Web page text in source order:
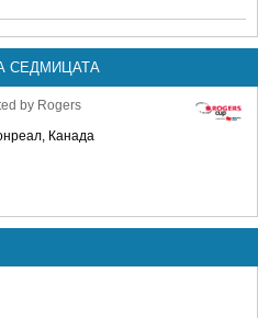
СЕДМИЦАТА
by Rogers
Канада